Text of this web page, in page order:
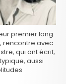
premier long
rencontre avec
qui ont écrit,
aussi